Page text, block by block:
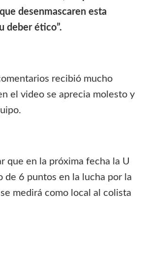
desenmascaren esta
deber ético”.
recibió mucho
el video se aprecia molesto y
que en la próxima fecha la U
de 6 puntos en la lucha por la
medirá como local al colista